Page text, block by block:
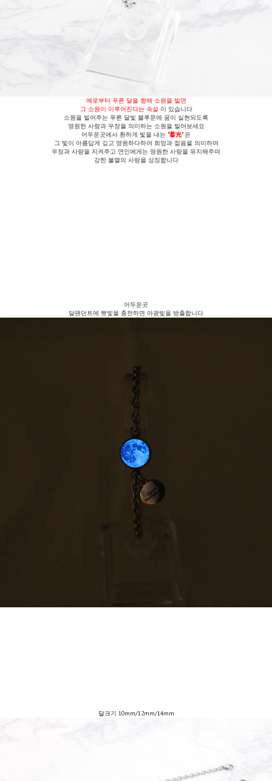
예로부터 푸른 달을 향해 소원을 빌면
그 소원이 이루어진다는 속설 이 있습니다
소원을 빌어주는 푸른 달빛 블루문에 꿈이 실현되도록
영원한 사랑과 우정을 의미하는 소원을 빌어보세요
어두운곳에서 환하게 빛을 내는 "蓄光" 은
그 빛이 아름답게 깊고 영원하다하여 희망과 젊음을 의미하며
우정과 사랑을 지켜주고 연인에게는 영원한 사랑을 유지해주며
강한 불멸의 사랑을 상징합니다
어두운곳
달팬던트에 햇빛을 충전하면 야광빛을 방출합니다
달크기 10mm/12mm/14mm